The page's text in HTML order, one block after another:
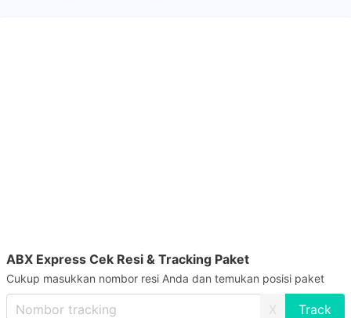
ABX Express Cek Resi & Tracking Paket
Cukup masukkan nombor resi Anda dan temukan posisi paket
X